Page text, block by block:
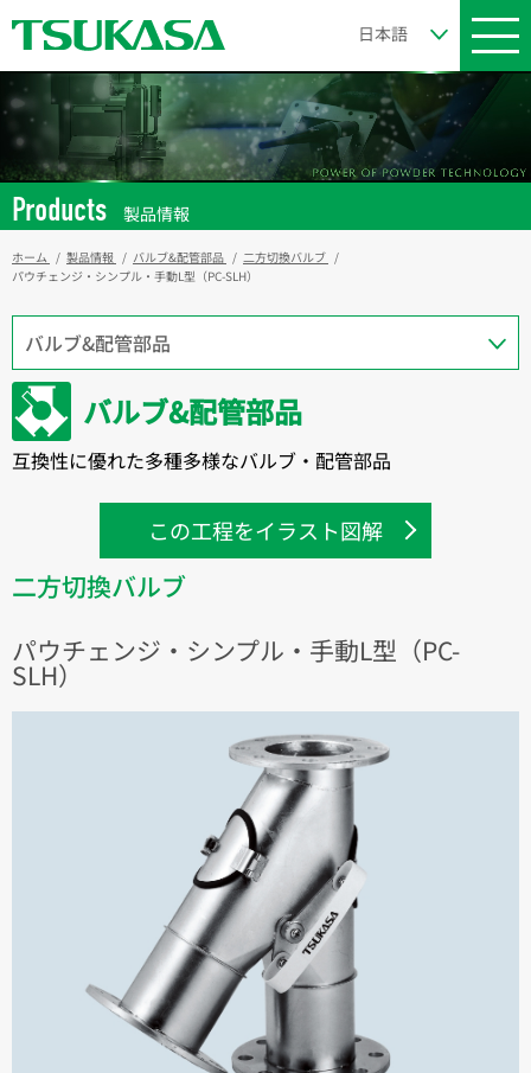
Products 製品情報
ホーム 製品情報 バルブ&配管部品
二方切換バルブ
パウチェンジ・シンプル・手動L型（PC-SLH）
バルブ&配管部品
互換性に優れた多種多様なバルブ・配管部品
この工程をイラスト図解
二方切換バルブ
パウチェンジ・シンプル・手動L型（PC-
SLH）